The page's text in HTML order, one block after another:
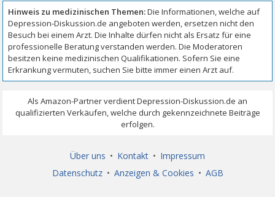
Über uns • Kontakt • Impressum
Datenschutz • Anzeigen & Cookies • AGB